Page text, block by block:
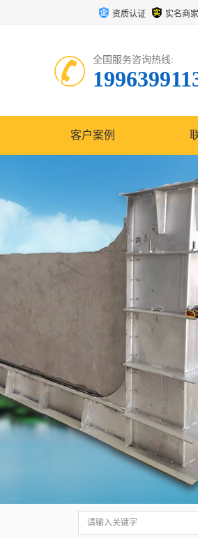
资质认证 实名商家
全国服务咨询热线:
客户案例